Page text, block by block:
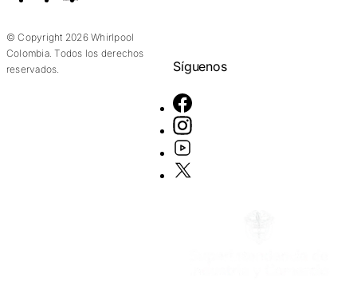
© Copyright 2026 Whirlpool
Colombia. Todos los derechos
reservados.
Síguenos